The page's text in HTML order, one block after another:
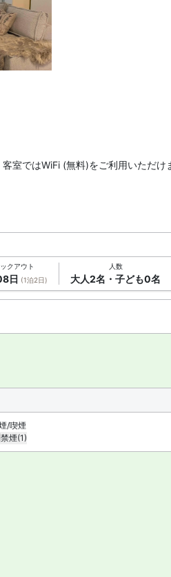
室ではWiFi (無料)をご利用いただけ
クアウト
日 (1泊2日)
人数
大人2名・子ども0名
/喫煙
禁煙(1)